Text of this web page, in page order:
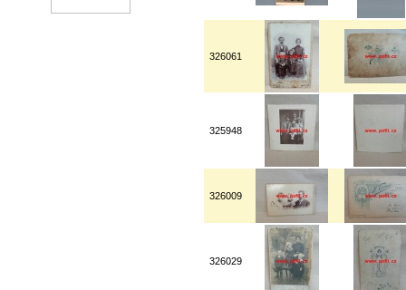
326061
325948
326009
326029